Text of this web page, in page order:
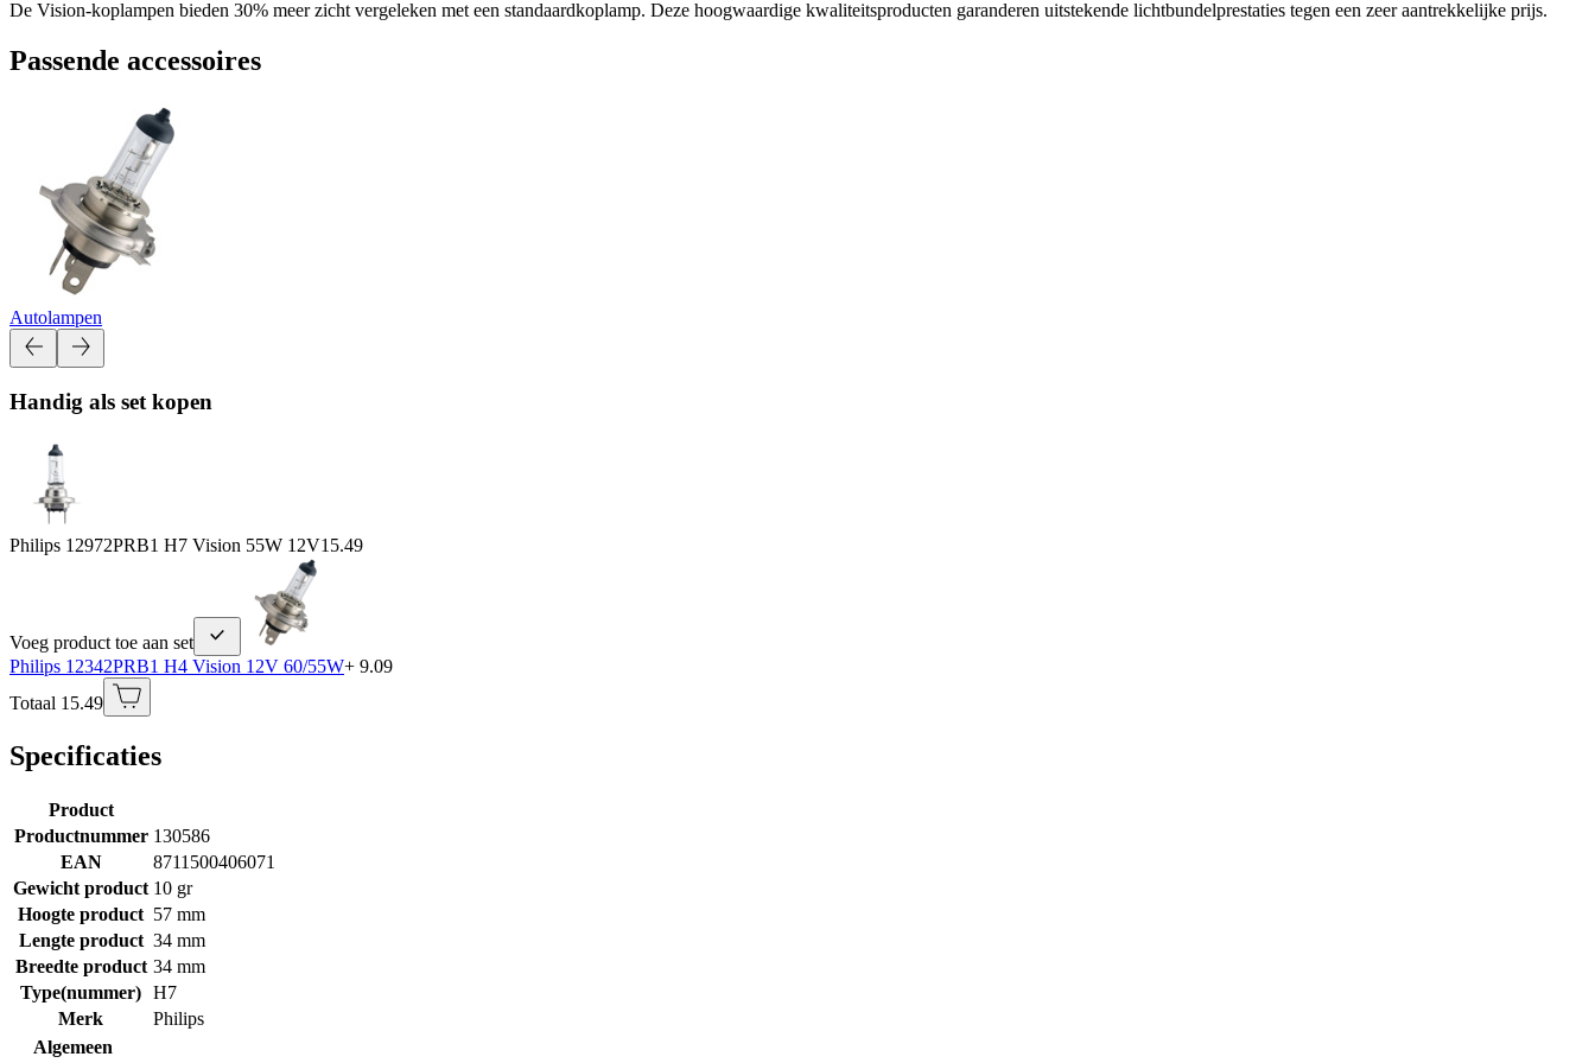
De Vision-koplampen bieden 30% meer zicht vergeleken met een standaardkoplamp. Deze hoogwaardige kwaliteitsproducten garanderen uitstekende lichtbundelprestaties tegen een zeer aantrekkelijke prijs.
Passende accessoires
Autolampen
Handig als set kopen
Philips 12972PRB1 H7 Vision 55W 12V15.49
Voeg product toe aan set
Philips 12342PRB1 H4 Vision 12V 60/55W+ 9.09
Totaal 15.49
Specificaties
Product
Productnummer 130586
EAN
8711500406071
Gewicht product 10 gr
Hoogte product 57 mm
Lengte product 34 mm
Breedte product 34 mm
Type(nummer) H7
Merk
Philips
Algemeen